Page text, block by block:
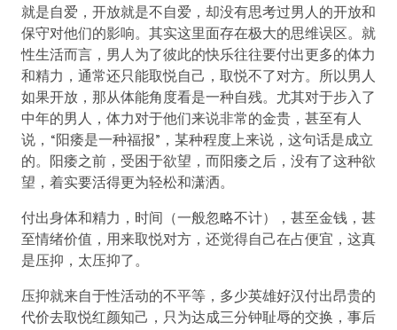
就是自爱，开放就是不自爱，却没有思考过男人的开放和
保守对他们的影响。其实这里面存在极大的思维误区。就
性生活而言，男人为了彼此的快乐往往要付出更多的体力
和精力，通常还只能取悦自己，取悦不了对方。所以男人
如果开放，那从体能角度看是一种自残。尤其对于步入了
中年的男人，体力对于他们来说非常的金贵，甚至有人
说，“阳痿是一种福报”，某种程度上来说，这句话是成立
的。阳痿之前，受困于欲望，而阳痿之后，没有了这种欲
望，着实要活得更为轻松和潇洒。
付出身体和精力，时间（一般忽略不计），甚至金钱，甚
至情绪价值，用来取悦对方，还觉得自己在占便宜，这真
是压抑，太压抑了。
压抑就来自于性活动的不平等，多少英雄好汉付出昂贵的
代价去取悦红颜知己，只为达成三分钟耻辱的交换，事后